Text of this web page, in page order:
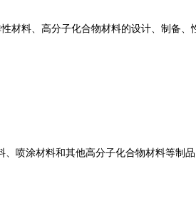
材料、高分子化合物材料的设计、制备、
喷涂材料和其他高分子化合物材料等制品